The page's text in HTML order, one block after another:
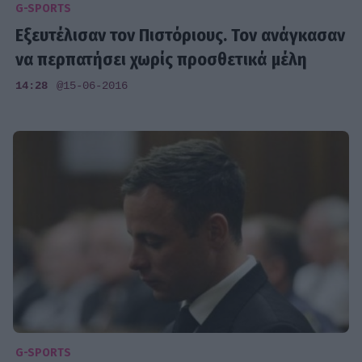
G-SPORTS
Εξευτέλισαν τον Πιστόριους. Τον ανάγκασαν
να περπατήσει χωρίς προσθετικά μέλη
14:28 @15-06-2016
G-SPORTS